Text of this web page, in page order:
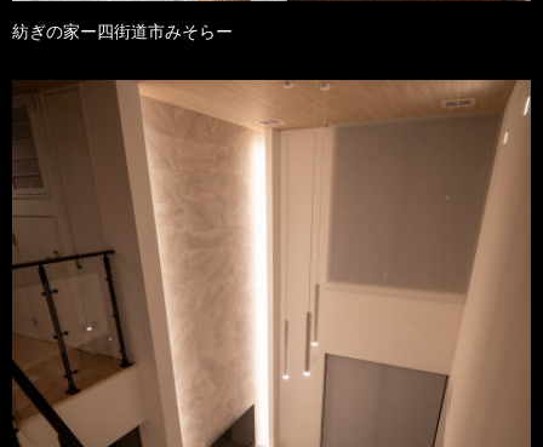
紡ぎの家ー四街道市みそらー